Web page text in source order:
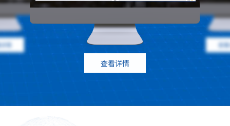
查看详情
查
情